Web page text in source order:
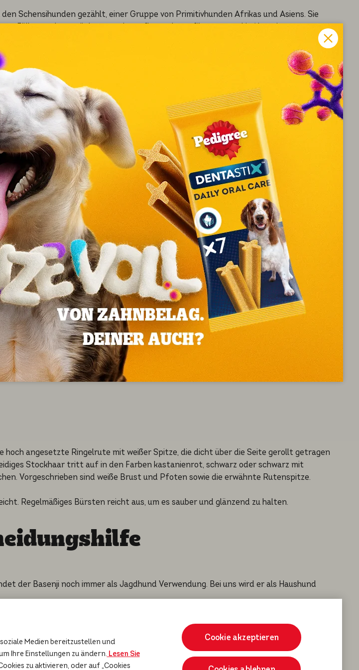
Schensihunden gezählt, einer Gruppe von Primitivhunden Afrikas und Asiens. Sie
Fällen weder gezüchtet, noch gepflegt oder gefüttert – und in Notzeiten sogar
Emil Werth gab diesen größenmäßig zwischen Deutschem Schäferhund und
angesiedelten Hunden 1944 den Namen Schensihunde, da sie alle eine gewisse
aufweisen.
der Basenji stabilisierten sich, wurden zu Kulturrassen erhoben und offiziell anerkannt.
Heimat dient der Basenji als Jagdhund, speziell zur Bekämpfung kleinen
Schilfratte. Eine Besonderheit des Basenji ist, dass er nicht bellt, nur hin und wieder ein
sich gibt. Erst seit etwa 1937 gelang es, ihn auch außerhalb Afrikas zu züchten und
Alter:
Regel 12 bis 13 Jahre alt.
und -gewicht:
40 cm groß und wiegen circa 9,5 kg. Rüden erreichen ein Größe von rund 43 cm und
11 kg.
und Temperament:
und aufgeweckte Hunde. Sie sind anhänglich, Fremden gegenüber aber misstrauisch.
sein und versuchen, ihren eigenen Willen durchzusetzen. Daher sind sie für
anderen Haustieren:
von klein auf an andere Hunde und Haustiere gewöhnt, sollte es zu keinen Problemen
hoch angesetzte Ringelrute mit weißer Spitze, die dicht über die Seite gerollt getragen
Stockhaar tritt auf in den Farben kastanienrot, schwarz oder schwarz mit
Vorgeschrieben sind weiße Brust und Pfoten sowie die erwähnte Rutenspitze.
Regelmäßiges Bürsten reicht aus, um es sauber und glänzend zu halten.
der Basenji noch immer als Jagdhund Verwendung. Bei uns wird er als Haushund
viel Auslauf und Beschäftigung. Außerdem ist eine konsequente und liebevolle Erziehung
Medien bereitzustellen und
Ihre Einstellungen zu ändern. Lesen Sie
zu aktivieren, oder auf „Cookies
Cookie akzeptieren